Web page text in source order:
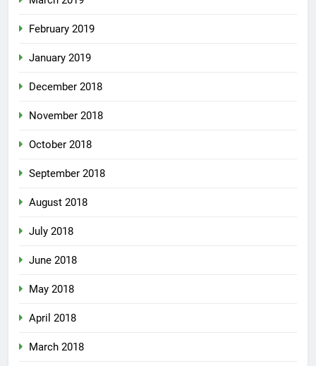
February 2019
January 2019
December 2018
November 2018
October 2018
September 2018
August 2018
July 2018
June 2018
May 2018
April 2018
March 2018